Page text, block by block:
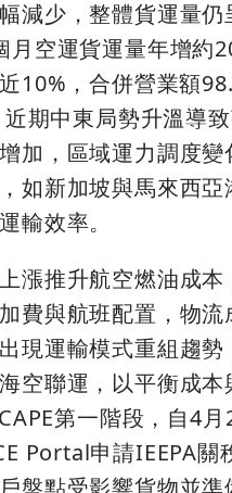
減少，整體貨運量仍
月空運貨運量年增約
10%，合併營業額
期中東局勢升溫導
加，區域運力調度變
如新加坡與馬來西亞
輸效率。
漲推升航空燃油成本
費與航班配置，物流
現運輸模式重組趨
空聯運，以平衡成本
第一階段，自4
Portal申請IEEPA關